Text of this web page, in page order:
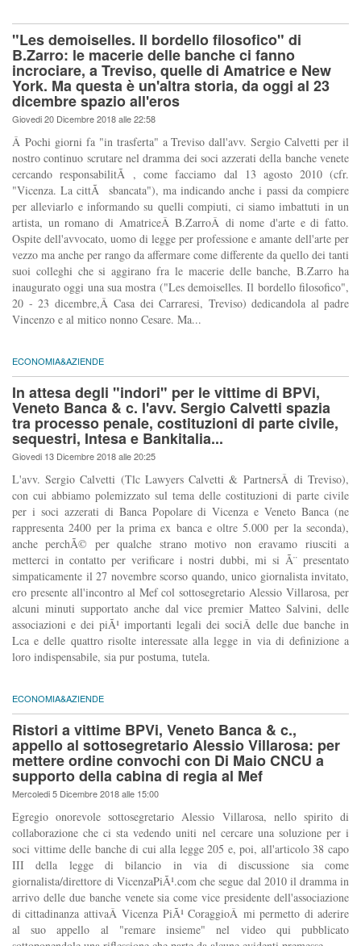
"Les demoiselles. Il bordello filosofico" di
B.Zarro: le macerie delle banche ci fanno
incrociare, a Treviso, quelle di Amatrice e New
York. Ma questa è un'altra storia, da oggi al 23
dicembre spazio all'eros
Giovedi 20 Dicembre 2018 alle 22:58
Â Pochi giorni fa "in trasferta" a Treviso dall'avv. Sergio Calvetti per il
nostro continuo scrutare nel dramma dei soci azzerati della banche venete
cercando responsabilitÃ , come facciamo dal 13 agosto 2010 (cfr.
"Vicenza. La cittÃ sbancata"), ma indicando anche i passi da compiere
per alleviarlo e informando su quelli compiuti, ci siamo imbattuti in un
artista, un romano di AmatriceÂ B.ZarroÂ di nome d'arte e di fatto.
Ospite dell'avvocato, uomo di legge per professione e amante dell'arte per
vezzo ma anche per rango da affermare come differente da quello dei tanti
suoi colleghi che si aggirano fra le macerie delle banche, B.Zarro ha
inaugurato oggi una sua mostra ("Les demoiselles. Il bordello filosofico",
20 - 23 dicembre,Â Casa dei Carraresi, Treviso) dedicandola al padre
Vincenzo e al mitico nonno Cesare. Ma...
ECONOMIA&AZIENDE
In attesa degli "indori" per le vittime di BPVi,
Veneto Banca & c. l'avv. Sergio Calvetti spazia
tra processo penale, costituzioni di parte civile,
sequestri, Intesa e Bankitalia...
Giovedi 13 Dicembre 2018 alle 20:25
L'avv. Sergio Calvetti (Tlc Lawyers Calvetti & PartnersÂ di Treviso),
con cui abbiamo polemizzato sul tema delle costituzioni di parte civile
per i soci azzerati di Banca Popolare di Vicenza e Veneto Banca (ne
rappresenta 2400 per la prima ex banca e oltre 5.000 per la seconda),
anche perchÃ© per qualche strano motivo non eravamo riusciti a
metterci in contatto per verificare i nostri dubbi, mi si Ã¨ presentato
simpaticamente il 27 novembre scorso quando, unico giornalista invitato,
ero presente all'incontro al Mef col sottosegretario Alessio Villarosa, per
alcuni minuti supportato anche dal vice premier Matteo Salvini, delle
associazioni e dei piÃ¹ importanti legali dei sociÂ delle due banche in
Lca e delle quattro risolte interessate alla legge in via di definizione a
loro indispensabile, sia pur postuma, tutela.
ECONOMIA&AZIENDE
Ristori a vittime BPVi, Veneto Banca & c.,
appello al sottosegretario Alessio Villarosa: per
mettere ordine convochi con Di Maio CNCU a
supporto della cabina di regia al Mef
Mercoledi 5 Dicembre 2018 alle 15:00
Egregio onorevole sottosegretario Alessio Villarosa, nello spirito di
collaborazione che ci sta vedendo uniti nel cercare una soluzione per i
soci vittime delle banche di cui alla legge 205 e, poi, all'articolo 38 capo
III della legge di bilancio in via di discussione sia come
giornalista/direttore di VicenzaPiÃ¹.com che segue dal 2010 il dramma in
arrivo delle due banche venete sia come vice presidente dell'associazione
di cittadinanza attivaÂ Vicenza PiÃ¹ CoraggioÂ mi permetto di aderire
al suo appello al "remare insieme" nel video qui pubblicato